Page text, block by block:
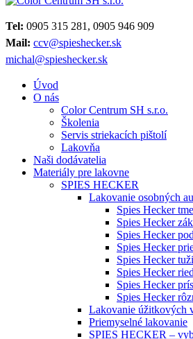
Tel: 0905 315 281, 0905 946 909
Mail: ccv@spieshecker.sk
michal@spieshecker.sk
Úvod
O nás
Color Centrum SH s.r.o.
Školenia
Servis striekacích pištolí
Lakovňa
Naši dodávatelia
Materiály pre lakovne
SPIES HECKER
Lakovanie osobných
Spies Hecker
Spies Hecker
Spies Hecker
Spies Hecker
Spies Hecker
Spies Hecker
Spies Hecker
Spies Hecker
Lakovanie úžitkových
Priemyselné lakovanie
SPIES HECKER –